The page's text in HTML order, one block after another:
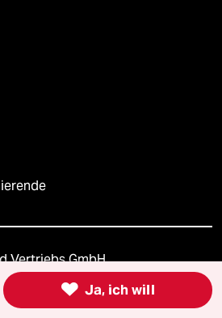
Vertriebs GmbH
Fragen oder für Genehmigungen
 Ja, ich will